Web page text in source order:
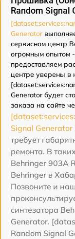
Random Signal
Generator
сервисном центр
огромным опытом
предоставляем
центре уверены в
Generator будет
заказа на сайте
Signal Generator
требует
ремонта. В
Behringer 903A
Behringer в
Позвоните и
синтезатора
Generator.
Random Signal